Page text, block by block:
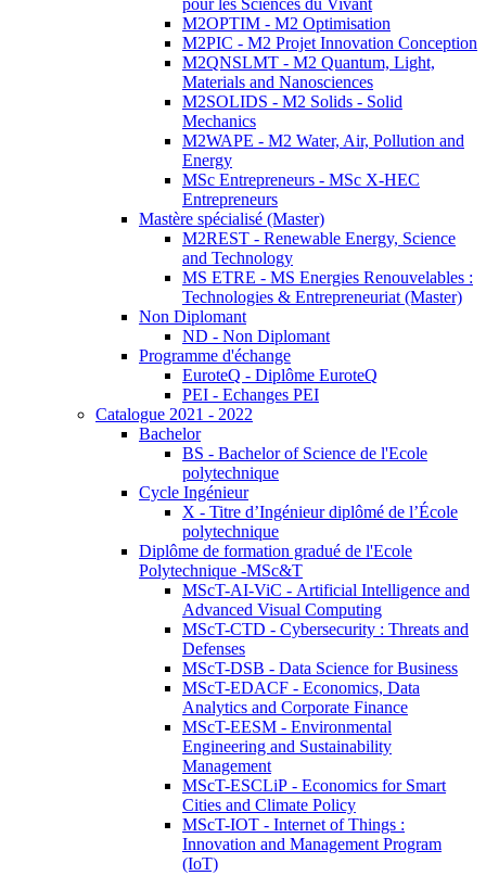
pour les Sciences du Vivant
M2OPTIM - M2 Optimisation
M2PIC - M2 Projet Innovation Conception
M2QNSLMT - M2 Quantum, Light,
Materials and Nanosciences
M2SOLIDS - M2 Solids - Solid
Mechanics
M2WAPE - M2 Water, Air, Pollution and
Energy
MSc Entrepreneurs - MSc X-HEC
Entrepreneurs
Mastère spécialisé (Master)
M2REST - Renewable Energy, Science
and Technology
MS ETRE - MS Energies Renouvelables :
Technologies & Entrepreneuriat (Master)
Non Diplomant
ND - Non Diplomant
Programme d'échange
EuroteQ - Diplôme EuroteQ
PEI - Echanges PEI
Catalogue 2021 - 2022
Bachelor
BS - Bachelor of Science de l'Ecole
polytechnique
Cycle Ingénieur
X - Titre d’Ingénieur diplômé de l’École
polytechnique
Diplôme de formation gradué de l'Ecole
Polytechnique -MSc&T
MScT-AI-ViC - Artificial Intelligence and
Advanced Visual Computing
MScT-CTD - Cybersecurity : Threats and
Defenses
MScT-DSB - Data Science for Business
MScT-EDACF - Economics, Data
Analytics and Corporate Finance
MScT-EESM - Environmental
Engineering and Sustainability
Management
MScT-ESCLiP - Economics for Smart
Cities and Climate Policy
MScT-IOT - Internet of Things :
Innovation and Management Program
(IoT)